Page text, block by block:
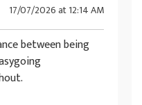
17/07/2026 at 12:14 AM
between being